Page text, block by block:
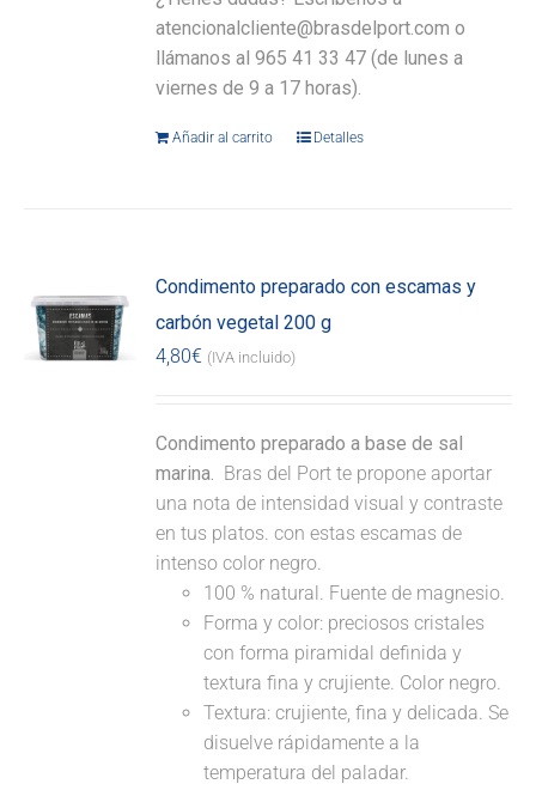
atencionalcliente@brasdelport.com o
llámanos al 965 41 33 47 (de lunes a
viernes de 9 a 17 horas).
Añadir al carrito Detalles
Condimento preparado con escamas y
carbón vegetal 200 g
4,80€ (IVA incluido)
Condimento preparado a base de sal
marina. Bras del Port te propone aportar
una nota de intensidad visual y contraste
en tus platos. con estas escamas de
intenso color negro.
100 % natural. Fuente de magnesio.
Forma y color: preciosos cristales
con forma piramidal definida y
textura fina y crujiente. Color negro.
Textura: crujiente, fina y delicada. Se
disuelve rápidamente a la
temperatura del paladar.